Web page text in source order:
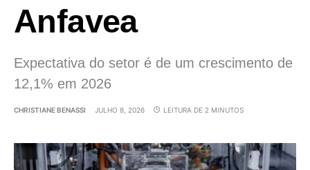
Anfavea
Expectativa do setor é de um crescimento de
12,1% em 2026
CHRISTIANE BENASSI JULHO 8, 2026 LEITURA DE 2 MINUTOS